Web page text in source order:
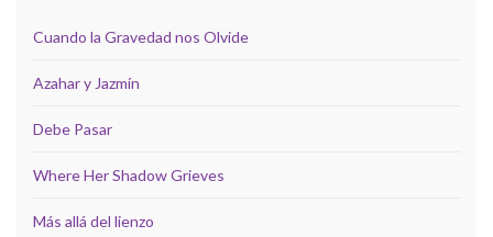
Cuando la Gravedad nos Olvide
Azahar y Jazmín
Debe Pasar
Where Her Shadow Grieves
Más allá del lienzo